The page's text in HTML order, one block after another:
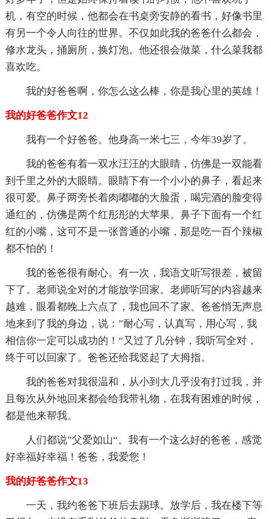
机，有空的时候，他都会在书桌旁安静的看书，好像书里
有另一个令人向往的世界。不仅如此我的爸爸什么都会，
修水龙头，捅厕所，换灯泡。他还很会做菜，什么菜我都
喜欢吃。
我的好爸爸啊，你怎么这么棒，你是我心里的英雄！
我的好爸爸作文12
我有一个好爸爸。他身高一米七三，今年39岁了。
我的爸爸有着一双水汪汪的大眼睛，仿佛是一双能看
到千里之外的大眼睛。眼睛下有一个小小的鼻子，看起来
很可爱。鼻子两旁长着肉嘟嘟的大脸蛋，喝完酒的脸变得
通红的，仿佛是两个红彤彤的大苹果。鼻子下面有一个红
红的小嘴，这可不是一张普通的小嘴，那是吃一百个辣椒
都不怕的！
我的爸爸很有耐心。有一次，我语文听写很差，被留
下了。老师说全对的才能放学回家。老师听写的内容越来
越难，眼看都晚上六点了，我也回不了家。爸爸悄无声息
地来到了我的身边，说：”耐心写，认真写，用心写，我
相信你一定可以成功的！“又过了几分钟，我听写全对，
终于可以回家了。爸爸还给我竖起了大拇指。
我的爸爸对我很温和，从小到大几乎没有打过我，并
且每次从外地回来都会给我带礼物，在我有困难的时候，
都是他来帮我。
人们都说”父爱如山“。我有一个这么好的爸爸，感觉
好幸福好幸福！爸爸，我爱您！
我的好爸爸作文13
一天，我约爸爸下班后去踢球。放学后，我在楼下等